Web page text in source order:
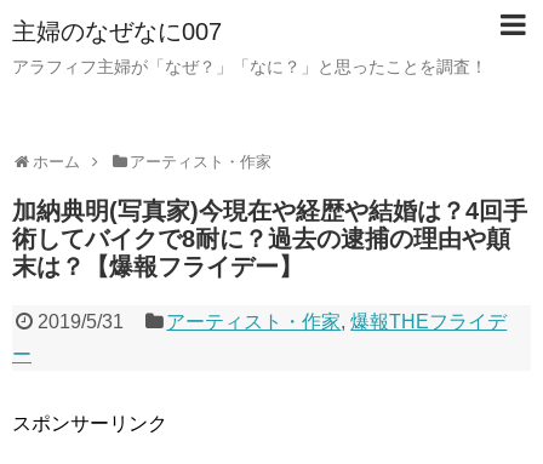
主婦のなぜなに007
アラフィフ主婦が「なぜ？」「なに？」と思ったことを調査！
ホーム アーティスト・作家
加納典明(写真家)今現在や経歴や結婚は？4回手
術してバイクで8耐に？過去の逮捕の理由や顛
末は？【爆報フライデー】
2019/5/31 アーティスト・作家,爆報THEフライデ
ー
スポンサーリンク